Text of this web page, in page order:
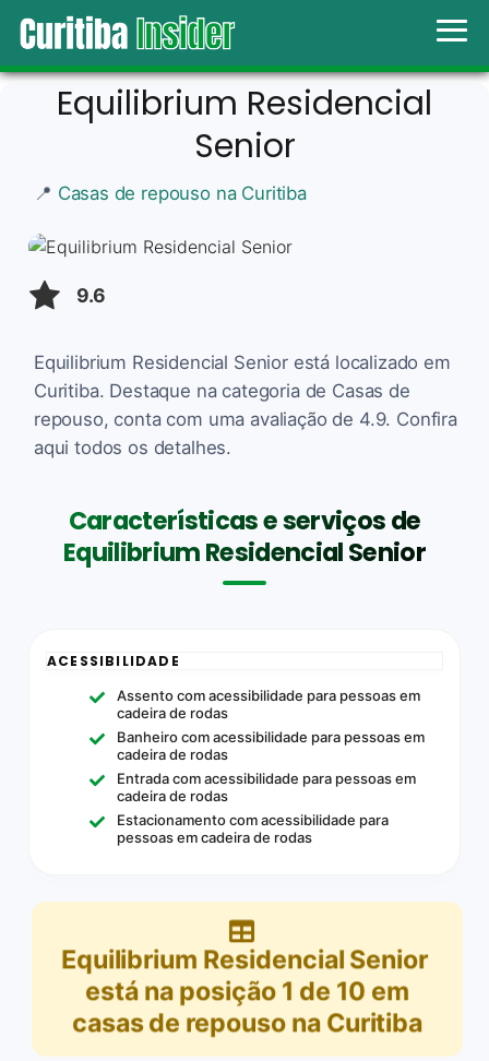
Equilibrium Residencial
Senior
📍 Casas de repouso na Curitiba
9.6
Equilibrium Residencial Senior está localizado em
Curitiba. Destaque na categoria de Casas de
repouso, conta com uma avaliação de 4.9. Confira
aqui todos os detalhes.
Características e serviços de
Equilibrium Residencial Senior
ACESSIBILIDADE
Assento com acessibilidade para pessoas em
cadeira de rodas
Banheiro com acessibilidade para pessoas em
cadeira de rodas
Entrada com acessibilidade para pessoas em
cadeira de rodas
Estacionamento com acessibilidade para
pessoas em cadeira de rodas
Equilibrium Residencial Senior
está na posição 1 de 10 em
casas de repouso na Curitiba